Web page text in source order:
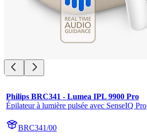
Philips BRC341 - Lumea IPL 9900 Pro
Épilateur à lumière pulsée avec SenseIQ Pro
BRC341/00